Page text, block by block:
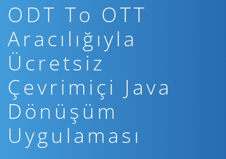
ODT To OTT
Aracılığıyla
Ücretsiz
Çevrimiçi Java
Dönüşüm
Uygulaması